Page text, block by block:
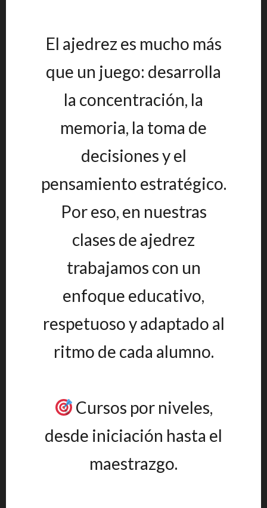
El ajedrez es mucho más
que un juego: desarrolla
la concentración, la
memoria, la toma de
decisiones y el
pensamiento estratégico.
Por eso, en nuestras
clases de ajedrez
trabajamos con un
enfoque educativo,
respetuoso y adaptado al
ritmo de cada alumno.
Cursos por niveles,
desde iniciación hasta el
maestrazgo.